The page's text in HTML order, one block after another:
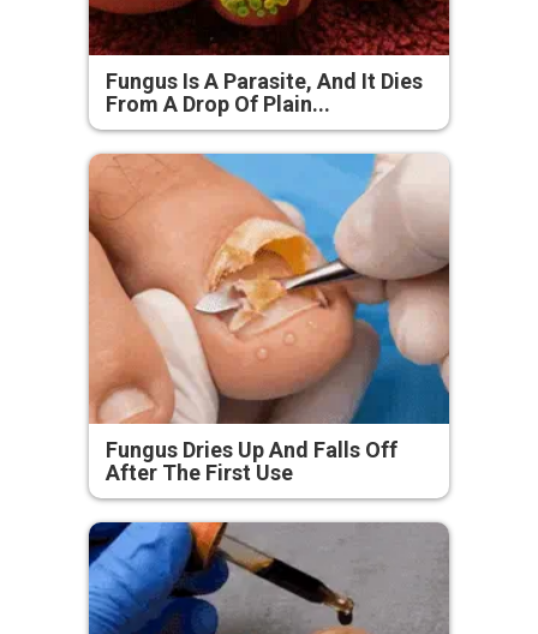
Fungus Is A Parasite, And It Dies
From A Drop Of Plain...
Fungus Dries Up And Falls Off
After The First Use